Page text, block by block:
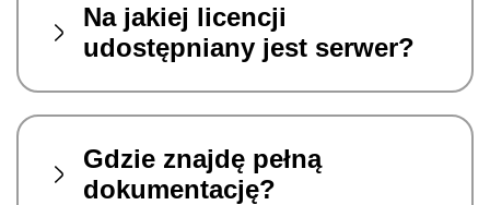
Na jakiej licencji
udostępniany jest serwer?
Gdzie znajdę pełną
dokumentację?